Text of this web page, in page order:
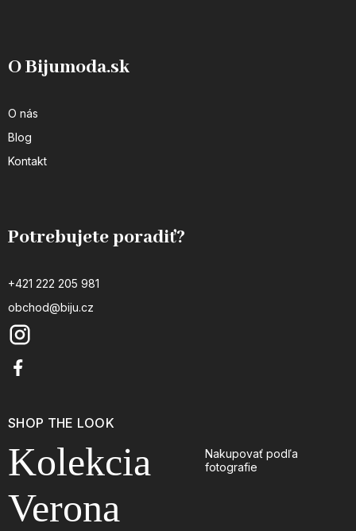
O Bijumoda.sk
O nás
Blog
Kontakt
Potrebujete poradiť?
+421 222 205 981
obchod@biju.cz
SHOP THE LOOK
Kolekcia
Verona
Nakupovať podľa
fotografie